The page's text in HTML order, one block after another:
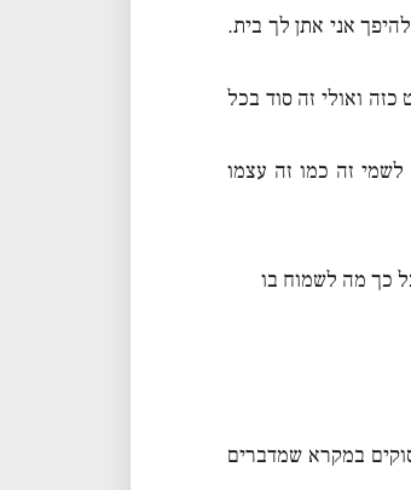
אני אתן לך בית.
ואולי זה סוד בכל
זה כמו זה עצמו
כך מה לשמוח בו
במקרא שמדברים